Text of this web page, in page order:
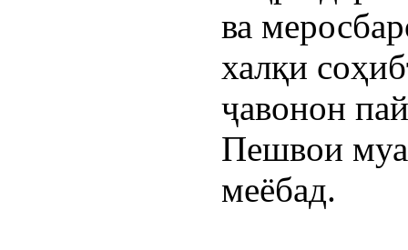
ва
халқи
ҷавонон
Пешвои
меёбад.